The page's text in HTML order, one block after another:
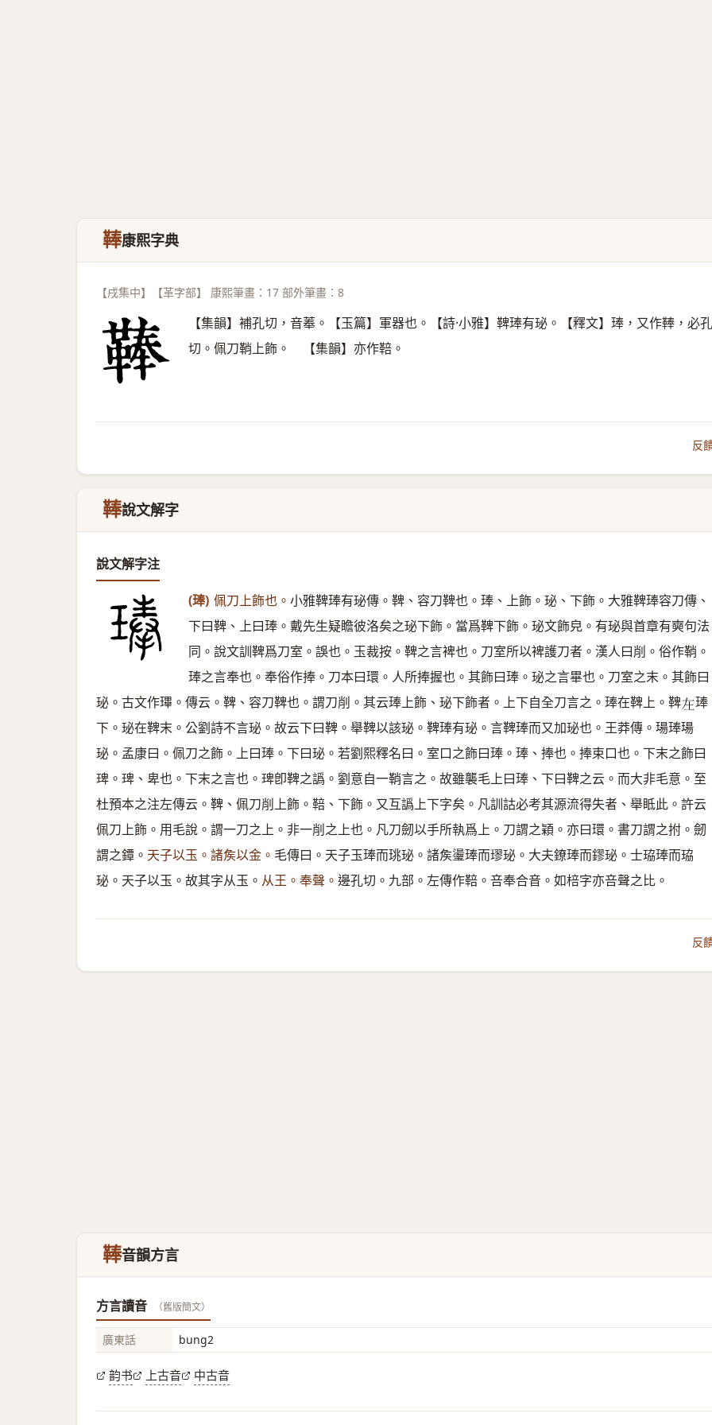
䩬康熙字典
【戌集中】【革字部】 康熙筆畫：17 部外筆畫：8
【集韻】補孔切，音菶。【玉篇】軍器也。【詩·小雅】鞞琫有珌。【釋文】琫，又作䩬，必孔
切。佩刀鞘上飾。 【集韻】亦作鞛。
反
䩬說文解字
說文解字注
(琫) 佩刀上飾也。 小雅鞞琫有珌傳。鞞、容刀鞞也。琫、上飾。珌、下飾。大雅鞞琫容刀傳、
下曰鞞、上曰琫。戴先生疑瞻彼洛矣之珌下飾。當爲鞞下飾。珌文飾皃。有珌與首章有奭句法
同。說文訓鞞爲刀室。誤也。玉裁按。鞞之言裨也。刀室所以裨護刀者。漢人曰削。俗作鞘。
琫之言奉也。奉俗作捧。刀本曰環。人所捧握也。其飾曰琫。珌之言畢也。刀室之末。其飾曰
珌。古文作㻫。傳云。鞞、容刀鞞也。謂刀削。其云琫上飾、珌下飾者。上下自全刀言之。琫在鞞上。鞞𡉄 琫
下。珌在鞞末。公劉詩不言珌。故云下曰鞞。舉鞞以該珌。鞞琫有珌。言鞞琫而又加珌也。王莽傳。瑒琫瑒
珌。孟康曰。佩刀之飾。上曰琫。下曰珌。若劉熙釋名曰。室口之飾曰琫。琫、捧也。捧束口也。下末之飾曰
琕。琕、卑也。下末之言也。琕卽鞞之譌。劉意自一鞘言之。故雖襲毛上曰琫、下曰鞞之云。而大非毛意。至
杜預本之注左傳云。鞞、佩刀削上飾。鞛、下飾。又互譌上下字矣。凡訓詁必考其源流得失者、舉眡此。許云
佩刀上飾。用毛說。謂一刀之上。非一削之上也。凡刀劒以手所執爲上。刀謂之穎。亦曰環。書刀謂之拊。劒
謂之鐔。 天子以玉。諸矦以金。 毛傳曰。天子玉琫而珧珌。諸矦璗琫而璆珌。大夫鐐琫而鏐珌。士珕琫而珕
珌。天子以玉。故其字从玉。 从王。奉聲。 邊孔切。九部。左傳作鞛。咅奉合音。如棓字亦咅聲之比。
反
䩬音韻方言
方言讀音 （舊版簡文）
廣東話 bung2
韵书 上古音 中古音